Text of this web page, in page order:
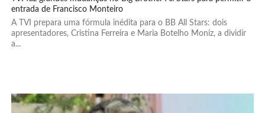
entrada de Francisco Monteiro
A TVI prepara uma fórmula inédita para o BB All Stars: dois
apresentadores, Cristina Ferreira e Maria Botelho Moniz, a dividir
a...